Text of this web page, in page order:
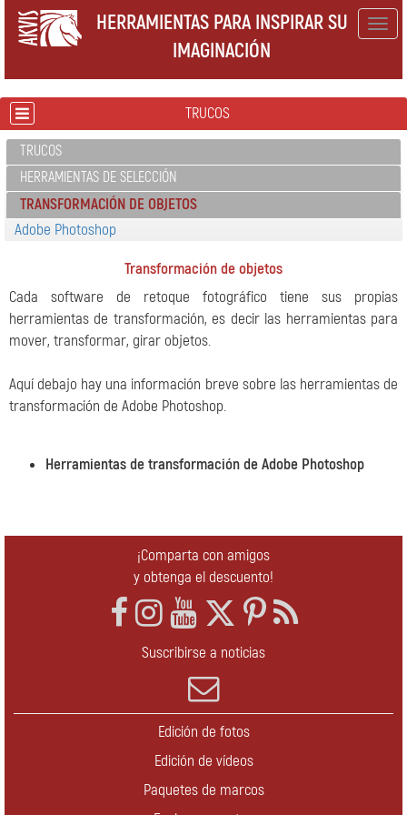
HERRAMIENTAS PARA INSPIRAR SU
IMAGINACIÓN
TRUCOS
TRUCOS
HERRAMIENTAS DE SELECCIÓN
TRANSFORMACIÓN DE OBJETOS
Adobe Photoshop
Transformación de objetos
Cada software de retoque fotográfico tiene sus propias
herramientas de transformación, es decir las herramientas para
mover, transformar, girar objetos.
Aquí debajo hay una información breve sobre las herramientas de
transformación de Adobe Photoshop.
Herramientas de transformación de Adobe Photoshop
¡Comparta con amigos
y obtenga el descuento!
Suscribirse a noticias
Edición de fotos
Edición de vídeos
Paquetes de marcos